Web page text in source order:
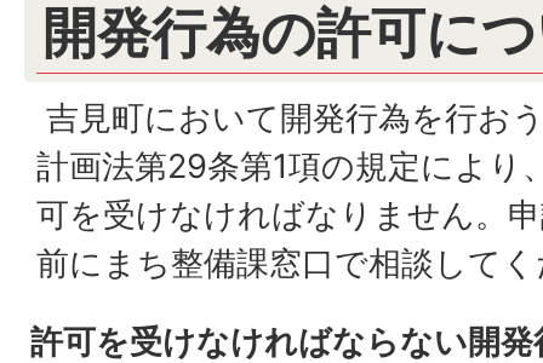
開発行為の許可に
吉見町において開発行為を行お
計画法第29条第1項の規定により
可を受けなければなりません。
前にまち整備課窓口で相談して
許可を受けなければならない開発